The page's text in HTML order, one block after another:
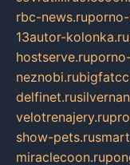
rbc-news.ru
13autor-kolonka.ru
hostserve.ru
neznobi.ru
delfinet.ru
velotrenajery.ru
show-pets.ru
miraclecoon.ru